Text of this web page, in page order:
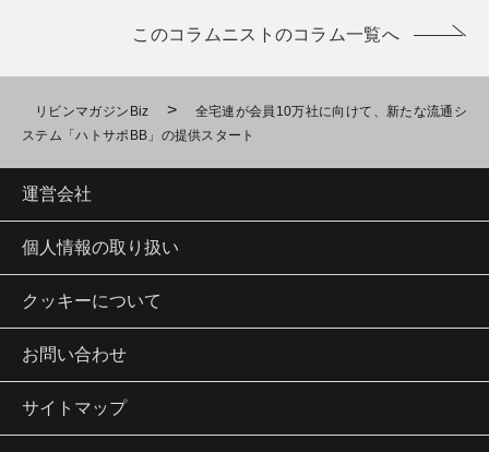
このコラムニストのコラム一覧へ
リビンマガジンBiz >
全宅連が会員10万社に向けて、新たな流通シ
ステム「ハトサポBB」の提供スタート
運営会社
個人情報の取り扱い
クッキーについて
お問い合わせ
サイトマップ